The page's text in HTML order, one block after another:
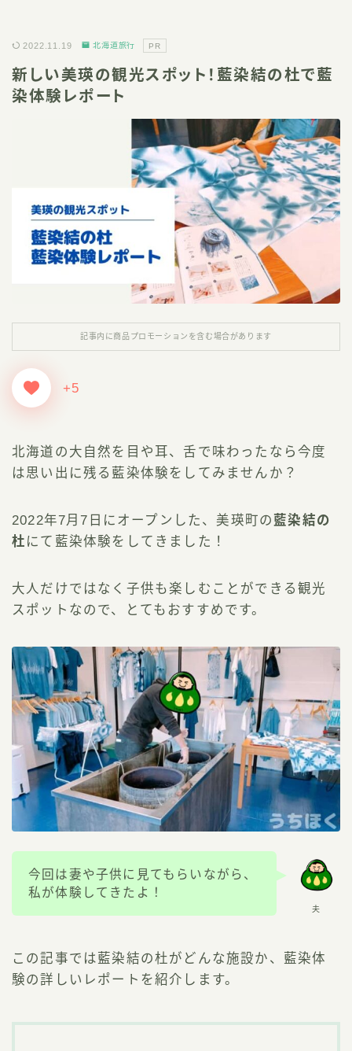
2022.11.19 北海道旅行 PR
新しい美瑛の観光スポット！藍染結の杜で藍
染体験レポート
記事内に商品プロモーションを含む場合があります
+5
北海道の大自然を目や耳、舌で味わったなら今度
は思い出に残る藍染体験をしてみませんか？
2022年7月7日にオープンした、美瑛町の 藍染結の
杜 にて藍染体験をしてきました！
大人だけではなく子供も楽しむことができる観光
スポットなので、とてもおすすめです。
夫
今回は妻や子供に見てもらいながら、
私が体験してきたよ！
この記事では藍染結の杜がどんな施設か、藍染体
験の詳しいレポートを紹介します。